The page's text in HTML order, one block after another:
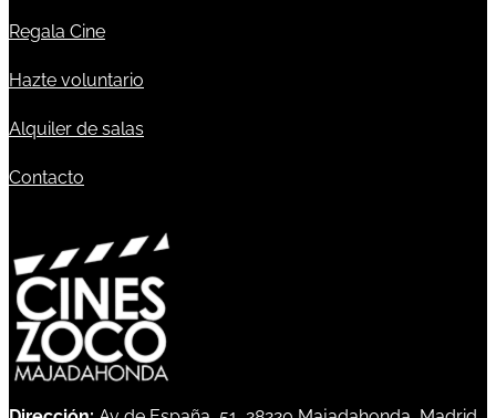
Regala Cine
Hazte voluntario
Alquiler de salas
Contacto